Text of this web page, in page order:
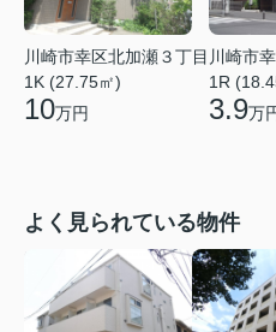
川崎市幸区北加瀬３丁目
1K (27.75㎡)
10万円
川崎市
1R
3.9万
よく見られている物件